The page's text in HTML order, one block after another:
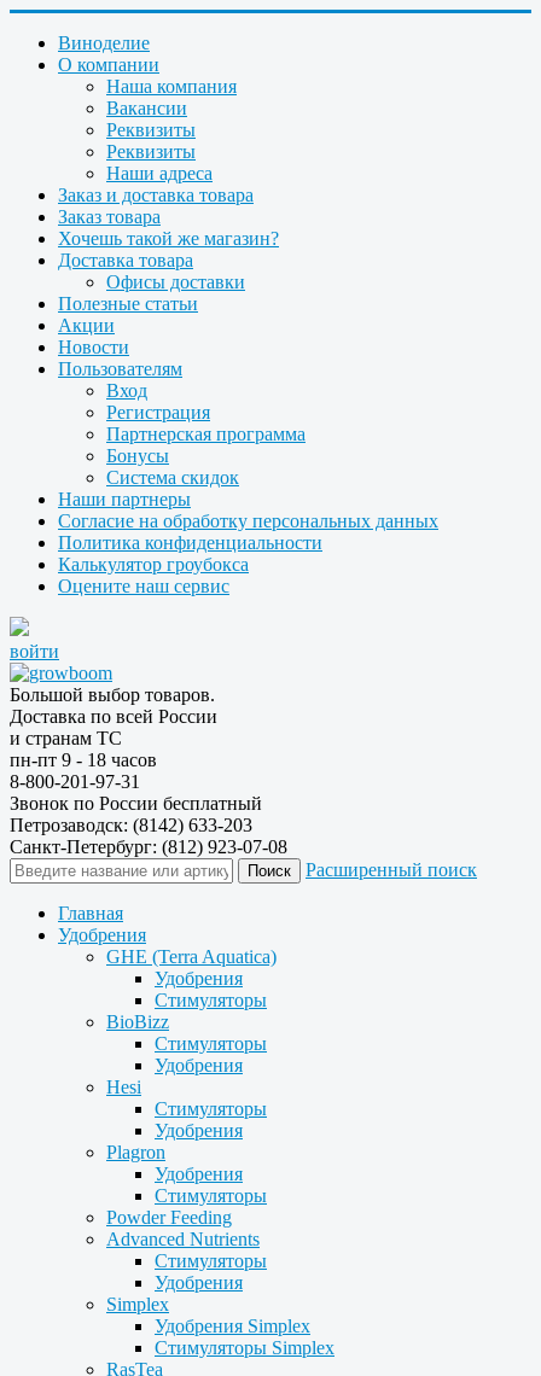
Виноделие
О компании
Наша компания
Вакансии
Реквизиты
Реквизиты
Наши адреса
Заказ и доставка товара
Заказ товара
Хочешь такой же магазин?
Доставка товара
Офисы доставки
Полезные статьи
Акции
Новости
Пользователям
Вход
Регистрация
Партнерская программа
Бонусы
Система скидок
Наши партнеры
Согласие на обработку персональных данных
Политика конфиденциальности
Калькулятор гроубокса
Оцените наш сервис
войти
Большой выбор товаров.
Доставка по всей России
и странам ТС
пн-пт 9 - 18 часов
8-800-201-97-31
Звонок по России бесплатный
Петрозаводск: (8142) 633-203
Санкт-Петербург: (812) 923-07-08
Расширенный поиск
Главная
Удобрения
GHE (Terra Aquatica)
Удобрения
Стимуляторы
BioBizz
Стимуляторы
Удобрения
Hesi
Стимуляторы
Удобрения
Plagron
Удобрения
Стимуляторы
Powder Feeding
Advanced Nutrients
Стимуляторы
Удобрения
Simplex
Удобрения Simplex
Стимуляторы Simplex
RasTea